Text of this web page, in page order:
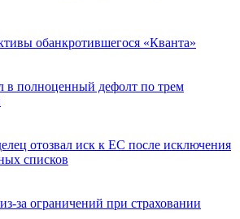
обанкротившегося «Кванта»
в полноценный дефолт по трем
отозвал иск к ЕС после исключения
списков
за ограничений при страховании